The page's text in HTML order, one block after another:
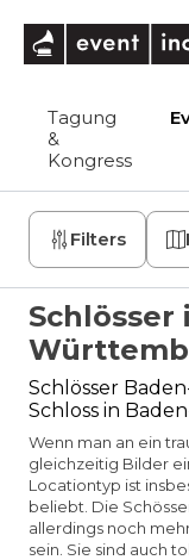
Tagung
&
Kongress
Filters
Schlösser
Schlösser
Schloss in
Wenn man an ein
gleichzeitig Bilder
Locationtyp ist
beliebt. Die
allerdings noch
sein. Sie sind auch